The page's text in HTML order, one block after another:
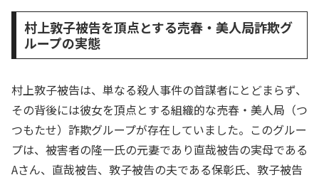
村上敦子被告を頂点とする売春・美人局詐欺グ
ループの実態
村上敦子被告は、単なる殺人事件の首謀者にとどまらず、
その背後には彼女を頂点とする組織的な売春・美人局（つ
つもたせ）詐欺グループが存在していました。このグルー
プは、被害者の隆一氏の元妻であり直哉被告の実母である
Aさん、直哉被告、敦子被告の夫である保彰氏、敦子被告